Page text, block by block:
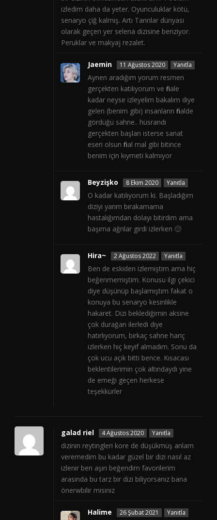
izledim daha da yeter. Oyunculuklar kötü,
senaryo çiğ kalmış. Artı Tanrılar dünyası
olarak geçen yer selena dizisine benziyor.
Peruklar ve makyaj rezalet.
Jaemin 11 Ağustos 2020 Yanıtla
Aynen aradığım yorum resmen
gerçekten katılıyorum ve finale
kadar neyse izleyelim bakalım diye
gelen (benim gibi) insanların finalde
gördüğü sahne.. hüsrandı
gerçekten başları isterse sanat
eseri olsun final mal gibi bitince
benim için kıymeti kalmıyor
Beyzişko 8 Ekim 2020 Yanıtla
O kadar katılıyorum ki. Başladığım
diziyi yarım bırakamama
hastalığımdan dolayı bitirdim ama
başıma ağrılar girdi izlerken 🙁
Hira~ 2 Ağustos 2022 Yanıtla
Ben de eskiden izlemiştim ama hiç
beğenmemiştim. Konusu ilgi çekici
diye düşünüp başlamıştım fakat o
konuya bu senaryo kesinlikle
hakaret. Dizi beklediğimin aksine
çok durağan ilerledi diye
hatırlıyorum, birkaç sahne hariç
izlerken hiç keyif almadım. Sonu da
çok ucu açık bitti bence. Kısacası
beklentilerimin çok altındaydı yine
de emeği geçen herkese
teşekkürler
galad riel 4 Ağustos 2020 Yanıtla
dizinin reytingleri kore de düşükmüş anlam
veremedim bu kadar güzel bir dizi nasıl az
izlenir ben aşırı beğendim favorilerim
arasında bu tarz bir dizi biliyorsanız bana
önerwbilir misiniz
Halime 26 Şubat 2021 Yanıtla